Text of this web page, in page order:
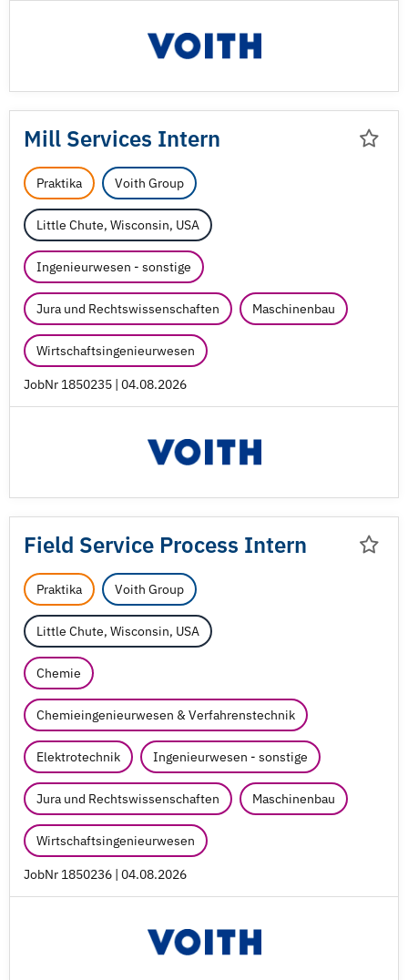
Mill Services Intern
Praktika Voith Group
Little Chute, Wisconsin, USA
Ingenieurwesen - sonstige
Jura und Rechtswissenschaften Maschinenbau
Wirtschaftsingenieurwesen
JobNr 1850235 | 04.08.2026
Field Service Process Intern
Praktika Voith Group
Little Chute, Wisconsin, USA
Chemie
Chemieingenieurwesen & Verfahrenstechnik
Elektrotechnik Ingenieurwesen - sonstige
Jura und Rechtswissenschaften Maschinenbau
Wirtschaftsingenieurwesen
JobNr 1850236 | 04.08.2026